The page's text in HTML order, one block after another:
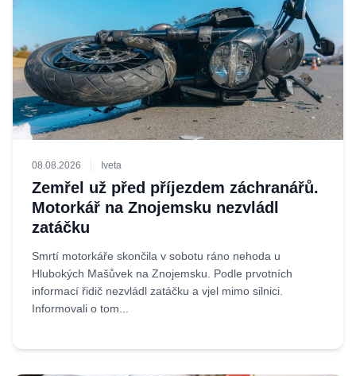
08.08.2026 Iveta
Zemřel už před příjezdem záchranářů.
Motorkář na Znojemsku nezvládl
zatáčku
Smrtí motorkáře skončila v sobotu ráno nehoda u
Hlubokých Mašůvek na Znojemsku. Podle prvotních
informací řidič nezvládl zatáčku a vjel mimo silnici.
Informovali o tom...